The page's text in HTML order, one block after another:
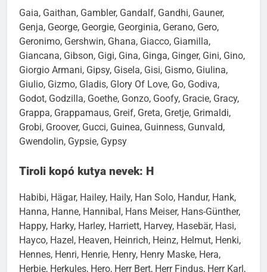
Gaia, Gaithan, Gambler, Gandalf, Gandhi, Gauner,
Genja, George, Georgie, Georginia, Gerano, Gero,
Geronimo, Gershwin, Ghana, Giacco, Giamilla,
Giancana, Gibson, Gigi, Gina, Ginga, Ginger, Gini, Gino,
Giorgio Armani, Gipsy, Gisela, Gisi, Gismo, Giulina,
Giulio, Gizmo, Gladis, Glory Of Love, Go, Godiva,
Godot, Godzilla, Goethe, Gonzo, Goofy, Gracie, Gracy,
Grappa, Grappamaus, Greif, Greta, Gretje, Grimaldi,
Grobi, Groover, Gucci, Guinea, Guinness, Gunvald,
Tiroli kopó kutya nevek: H
Habibi, Hägar, Hailey, Haily, Han Solo, Handur, Hank,
Hanna, Hanne, Hannibal, Hans Meiser, Hans-Günther,
Happy, Harky, Harley, Harriett, Harvey, Hasebär, Hasi,
Hayco, Hazel, Heaven, Heinrich, Heinz, Helmut, Henki,
Hennes, Henri, Henrie, Henry, Henry Maske, Hera,